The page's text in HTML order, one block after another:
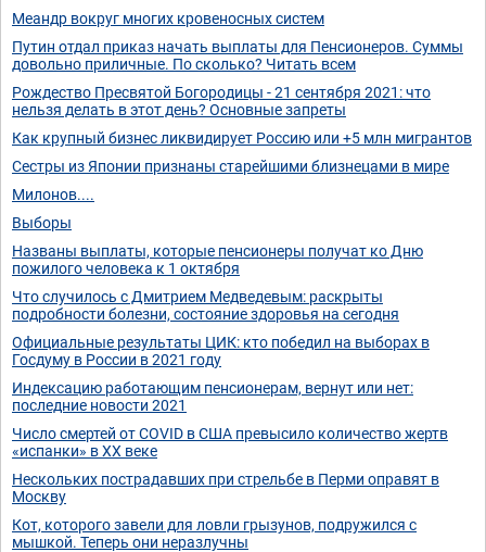
Меандр вокруг многих кровеносных систем
Путин отдал приказ начать выплаты для Пенсионеров. Суммы
довольно приличные. По сколько? Читать всем
Рождество Пресвятой Богородицы - 21 сентября 2021: что
нельзя делать в этот день? Основные запреты
Как крупный бизнес ликвидирует Россию или +5 млн мигрантов
Сестры из Японии признаны старейшими близнецами в мире
Милонов....
Выборы
Названы выплаты, которые пенсионеры получат ко Дню
пожилого человека к 1 октября
Что случилось с Дмитрием Медведевым: раскрыты
подробности болезни, состояние здоровья на сегодня
Официальные результаты ЦИК: кто победил на выборах в
Госдуму в России в 2021 году
Индексацию работающим пенсионерам, вернут или нет:
последние новости 2021
Число смертей от COVID в США превысило количество жертв
«испанки» в XX веке
Нескольких пострадавших при стрельбе в Перми оправят в
Москву
Кот, которого завели для ловли грызунов, подружился с
мышкой. Теперь они неразлучны